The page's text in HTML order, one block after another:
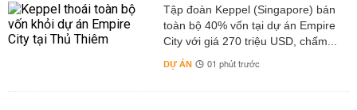
Tập đoàn Keppel (Singapore) bán
toàn bộ 40% vốn tại dự án Empire
City với giá 270 triệu USD, chấm...
DỰ ÁN 01 phút trước